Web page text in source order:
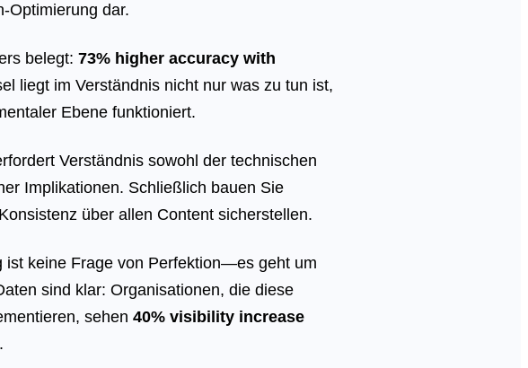
Optimierung dar.
belegt: 73% higher accuracy with
liegt im Verständnis nicht nur was zu tun ist,
Ebene funktioniert.
Verständnis sowohl der technischen
Implikationen. Schließlich bauen Sie
über allen Content sicherstellen.
ist keine Frage von Perfektion—es geht um
sind klar: Organisationen, die diese
sehen 40% visibility increase